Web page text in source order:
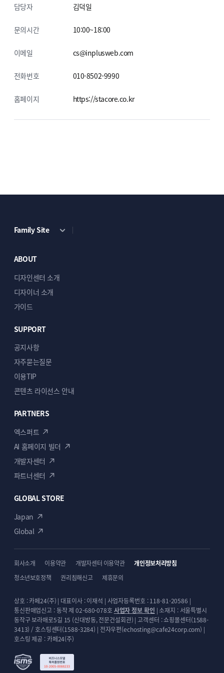
담당자 김덕일
문의시간 10:00~18:00
이메일 cs@inplusweb.com
전화번호 010-8502-9990
홈페이지 https://stacore.co.kr
Family Site
ABOUT
디자인센터 소개
디자이너 소개
가이드
SUPPORT
공지사항
자주묻는질문
이용TIP
콘텐츠 라이선스 안내
PARTNERS
엑스퍼트
AI 홈페이지 빌더
개발자센터
파트너센터
GLOBAL STORE
Japan
Global
회사소개 이용약관 개발자센터 이용약관
개인정보처리방침
청소년보호정책
권리침해신고 제휴문의
상호 : 카페24(주) | 대표이사 : 이재석 | 사업자등록번호 : 118-81-20586 |
통신판매업신고 : 동작 제 02-680-078호사업자 정보 확인 | 소재지 : 서울특별시
동작구 보라매로5길 15 (신대방동, 전문건설회관) | 고객센터 : 쇼핑몰센터(1588-
3413) / 호스팅센터(1588-3284) | 전자우편(echosting@cafe24corp.com) |
호스팅 제공 : 카페24(주)